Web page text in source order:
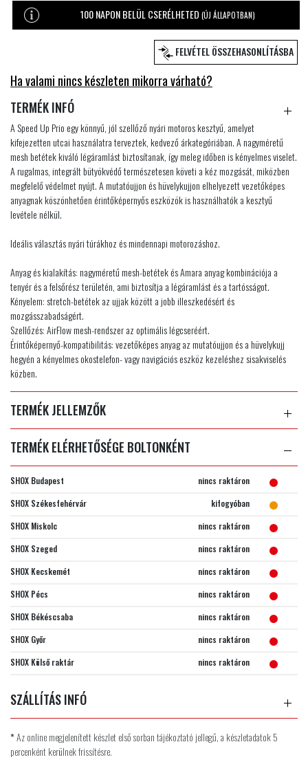
100 NAPON BELÜL CSERÉLHETED (ÚJ ÁLLAPOTBAN)
FELVÉTEL ÖSSZEHASONLÍTÁSBA
Ha valami nincs készleten mikorra várható?
TERMÉK INFÓ
A Speed Up Prio egy könnyű, jól szellőző nyári motoros kesztyű, amelyet
kifejezetten utcai használatra terveztek, kedvező árkategóriában. A nagyméretű
mesh betétek kiváló légáramlást biztosítanak, így meleg időben is kényelmes viselet.
A rugalmas, integrált bütyökvédő természetesen követi a kéz mozgását, miközben
megfelelő védelmet nyújt. A mutatóujjon és hüvelykujjon elhelyezett vezetőképes
anyagnak köszönhetően érintőképernyős eszközök is használhatók a kesztyű
levétele nélkül.
Ideális választás nyári túrákhoz és mindennapi motorozáshoz.
Anyag és kialakítás: nagyméretű mesh-betétek és Amara anyag kombinációja a
tenyér és a felsőrész területén, ami biztosítja a légáramlást és a tartósságot.
Kényelem: stretch-betétek az ujjak között a jobb illeszkedésért és
mozgásszabadságért.
Szellőzés: AirFlow mesh-rendszer az optimális légcseréért.
Érintőképernyő-kompatibilitás: vezetőképes anyag az mutatóujjon és a hüvelykujj
hegyén a kényelmes okostelefon- vagy navigációs eszköz kezeléshez sisakviselés
közben.
TERMÉK JELLEMZŐK
TERMÉK ELÉRHETŐSÉGE BOLTONKÉNT
SHOX Budapest
nincs raktáron
SHOX Székesfehérvár
kifogyóban
SHOX Miskolc
nincs raktáron
SHOX Szeged
nincs raktáron
SHOX Kecskemét
nincs raktáron
SHOX Pécs
nincs raktáron
SHOX Békéscsaba
nincs raktáron
SHOX Győr
nincs raktáron
SHOX Külső raktár
nincs raktáron
SZÁLLÍTÁS INFÓ
*Az online megjelenített készlet első sorban tájékoztató jellegű, a készletadatok 5
percenként kerülnek frissítésre.